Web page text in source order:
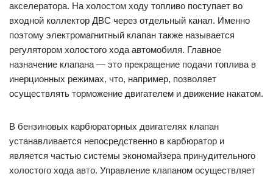
акселератора. На холостом ходу топливо поступает во
входной коллектор ДВС через отдельный канал. Именно
поэтому электромагнитный клапан также называется
регулятором холостого хода автомобиля. Главное
назначение клапана — это прекращение подачи топлива в
инерционных режимах, что, например, позволяет
осуществлять торможение двигателем и движение накатом.
В бензиновых карбюраторных двигателях клапан
устанавливается непосредственно в карбюратор и
является частью системы экономайзера принудительного
холостого хода авто. Управление клапаном осуществляет